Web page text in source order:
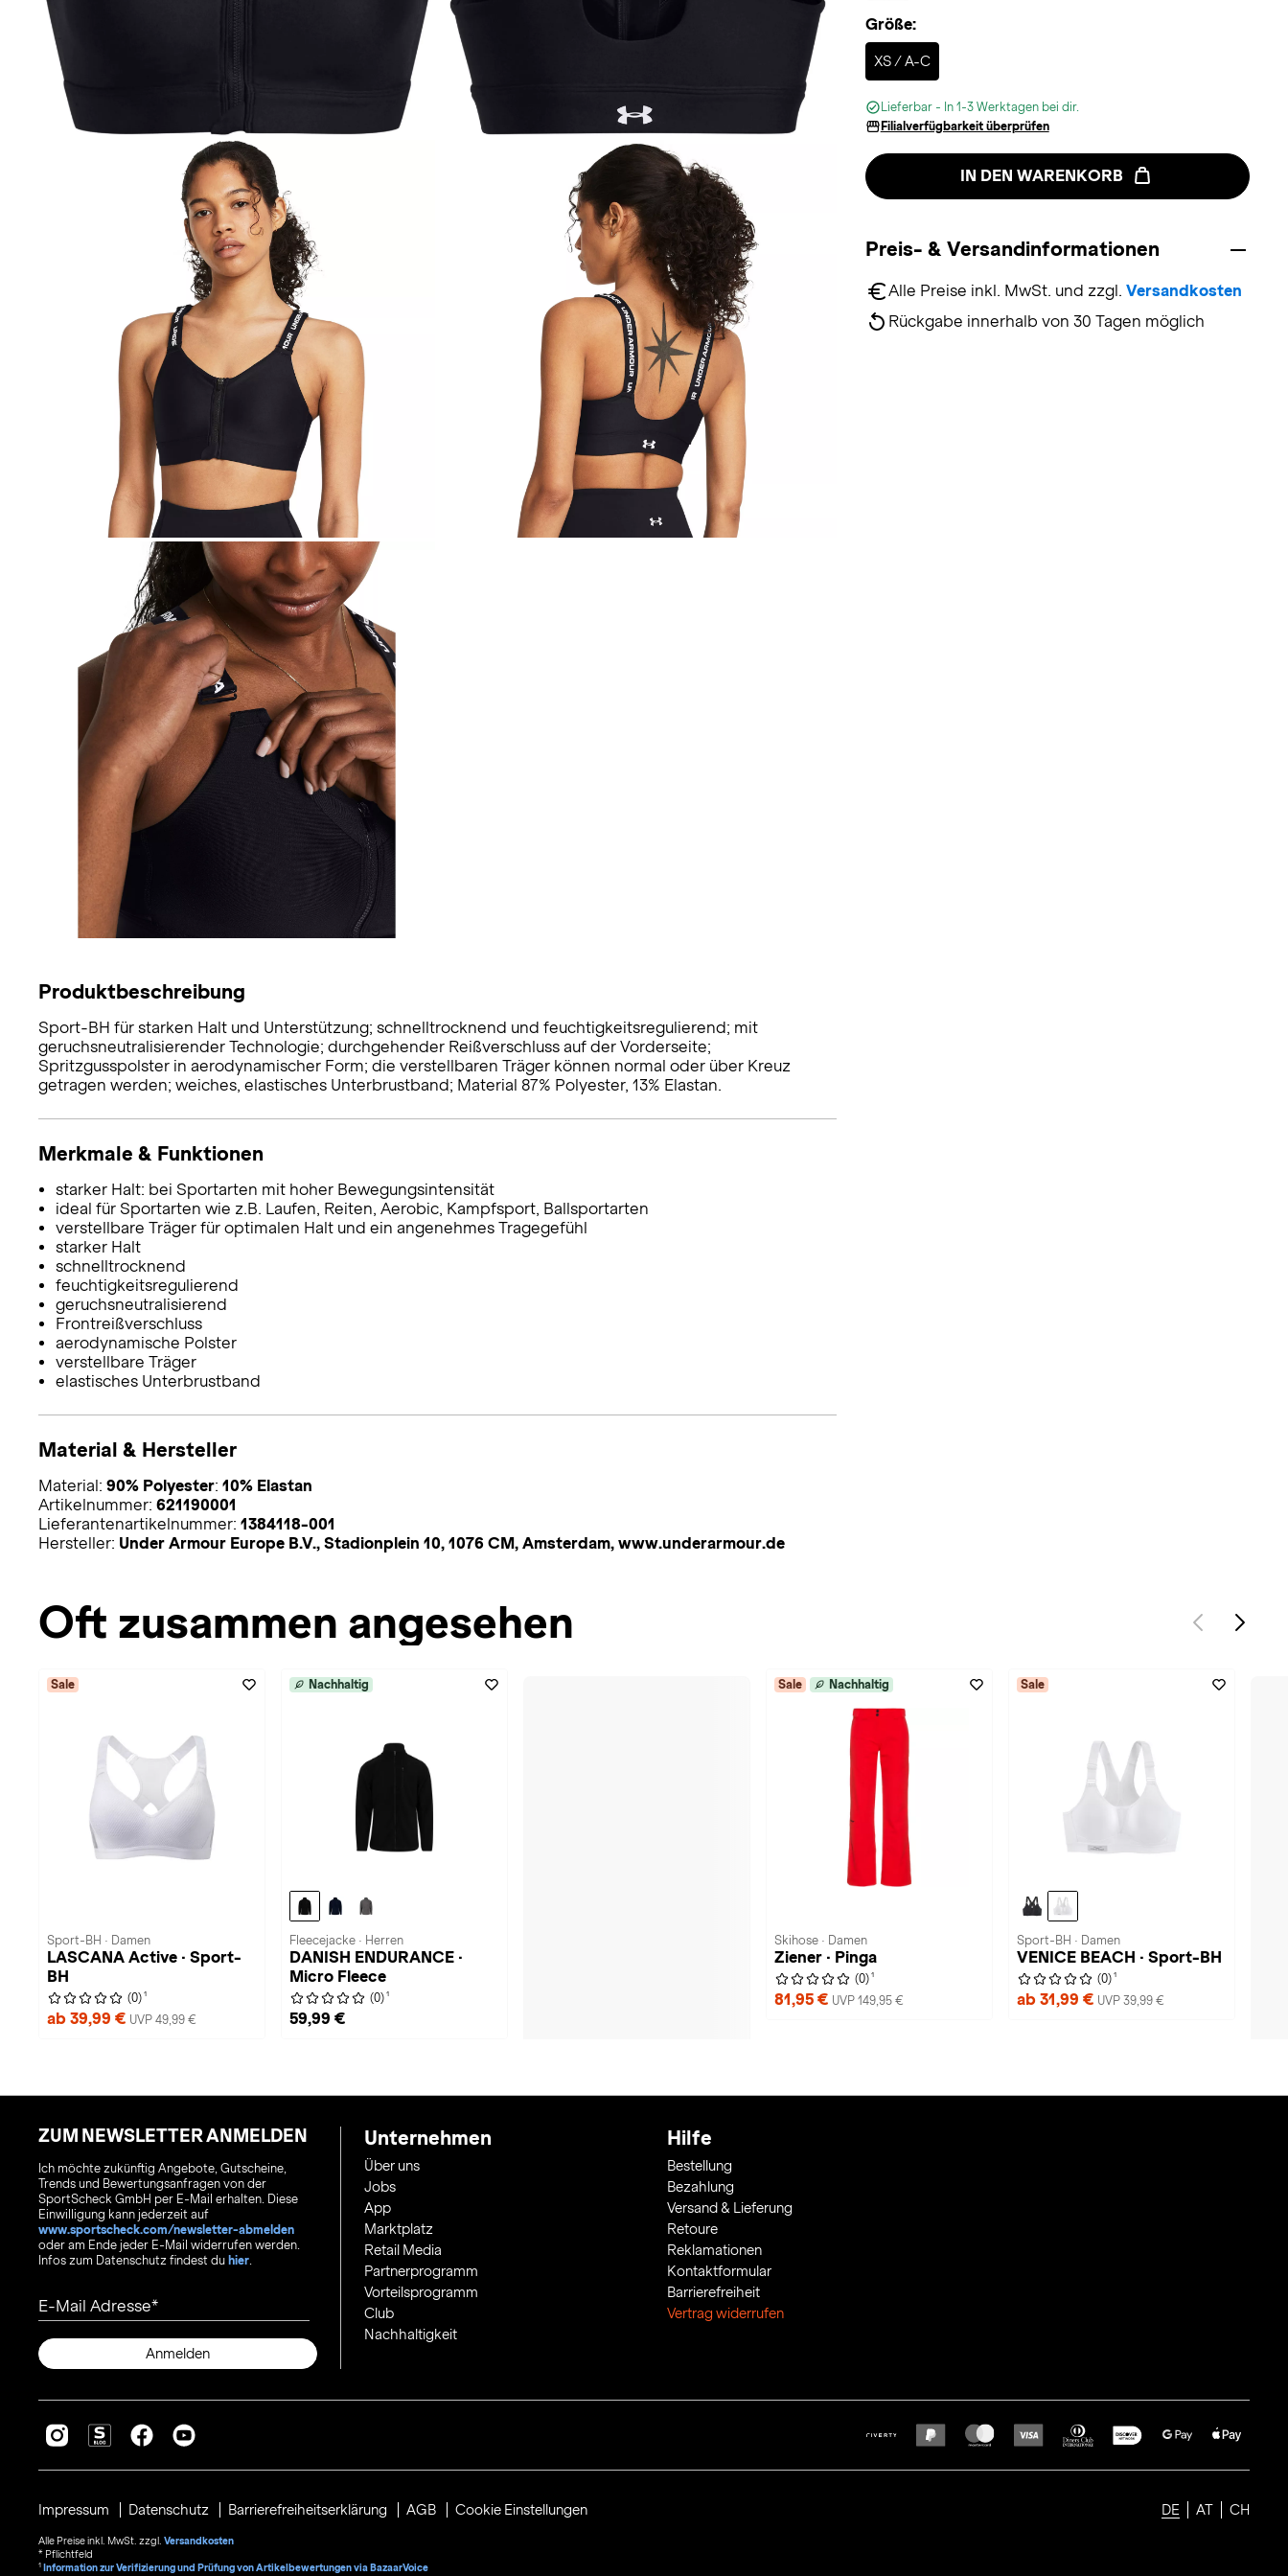
Größe:
XS / A-C
Selected
Lieferbar - In 1-3 Werktagen bei dir.
Filialverfügbarkeit überprüfen
IN DEN WARENKORB
Preis- & Versandinformationen
Alle Preise inkl. MwSt. und zzgl. Versandkosten
Rückgabe innerhalb von 30 Tagen möglich
Produktbeschreibung
Sport-BH für starken Halt und Unterstützung; schnelltrocknend und feuchtigkeitsregulierend; mit
geruchsneutralisierender Technologie; durchgehender Reißverschluss auf der Vorderseite;
Spritzgusspolster in aerodynamischer Form; die verstellbaren Träger können normal oder über Kreuz
getragen werden; weiches, elastisches Unterbrustband; Material 87% Polyester, 13% Elastan.
Merkmale & Funktionen
starker Halt: bei Sportarten mit hoher Bewegungsintensität
ideal für Sportarten wie z.B. Laufen, Reiten, Aerobic, Kampfsport, Ballsportarten
verstellbare Träger für optimalen Halt und ein angenehmes Tragegefühl
starker Halt
schnelltrocknend
feuchtigkeitsregulierend
geruchsneutralisierend
Frontreißverschluss
aerodynamische Polster
verstellbare Träger
elastisches Unterbrustband
Material & Hersteller
Material: 90% Polyester: 10% Elastan
Artikelnummer: 621190001
Lieferantenartikelnummer: 1384118-001
Hersteller: Under Armour Europe B.V., Stadionplein 10, 1076 CM, Amsterdam, www.underarmour.de
Oft zusammen angesehen
Sale
Sport-BH · Damen
LASCANA Active · Sport-
BH
(0) 1
ab 39,99 € UVP 49,99 €
Nachhaltig
Fleecejacke · Herren
DANISH ENDURANCE ·
Micro Fleece
(0) 1
59,99 €
Sale Nachhaltig
Skihose · Damen
Ziener · Pinga
(0) 1
81,95 € UVP 149,95 €
Sale
Sport-BH · Damen
VENICE BEACH · Sport-BH
(0) 1
ab 31,99 € UVP 39,99 €
ZUM NEWSLETTER ANMELDEN
Ich möchte zukünftig Angebote, Gutscheine,
Trends und Bewertungsanfragen von der
SportScheck GmbH per E-Mail erhalten. Diese
Einwilligung kann jederzeit auf
www.sportscheck.com/newsletter-abmelden
oder am Ende jeder E-Mail widerrufen werden.
Infos zum Datenschutz findest du hier.
E-Mail Adresse
Anmelden
Unternehmen
Über uns
Jobs
App
Marktplatz
Retail Media
Partnerprogramm
Vorteilsprogramm
Club
Nachhaltigkeit
Hilfe
Bestellung
Bezahlung
Versand & Lieferung
Retoure
Reklamationen
Kontaktformular
Barrierefreiheit
Vertrag widerrufen
DE AT CH
Impressum Datenschutz Barrierefreiheitserklärung AGB Cookie Einstellungen
Alle Preise inkl. MwSt. zzgl. Versandkosten
* Pflichtfeld
1 Information zur Verifizierung und Prüfung von Artikelbewertungen via BazaarVoice